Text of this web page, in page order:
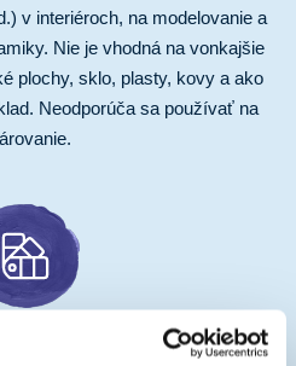
v interiéroch, na modelovanie a
Nie je vhodná na vonkajšie
plochy, sklo, plasty, kovy a ako
Neodporúča sa používať na